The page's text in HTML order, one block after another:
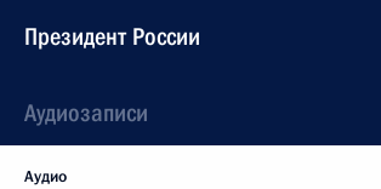
Президент России
Аудиозаписи
Аудио